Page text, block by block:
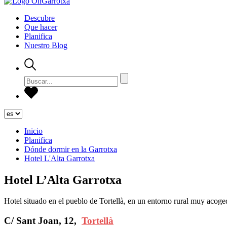
Descubre
Que hacer
Planifica
Nuestro Blog
Inicio
Planifica
Dónde dormir en la Garrotxa
Hotel L'Alta Garrotxa
Hotel L’Alta Garrotxa
Hotel situado en el pueblo de Tortellà, en un entorno rural muy
C/ Sant Joan, 12, Tortellà